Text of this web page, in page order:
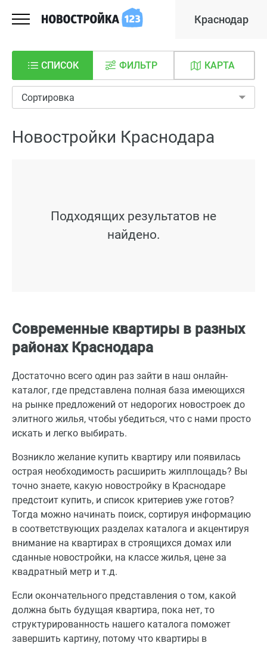
Краснодар
СПИСОК КАРТА
ФИЛЬТР
Сортировка
Новостройки Краснодара
Подходящих результатов не
найдено.
Современные квартиры в разных
районах Краснодара
Достаточно всего один раз зайти в наш онлайн-
каталог, где представлена полная база имеющихся
на рынке предложений от недорогих новостроек до
элитного жилья, чтобы убедиться, что с нами просто
искать и легко выбирать.
Возникло желание купить квартиру или появилась
острая необходимость расширить жилплощадь? Вы
точно знаете, какую новостройку в Краснодаре
предстоит купить, и список критериев уже готов?
Тогда можно начинать поиск, сортируя информацию
в соответствующих разделах каталога и акцентируя
внимание на квартирах в строящихся домах или
сданные новостройки, на классе жилья, цене за
квадратный метр и т.д.
Если окончательного представления о том, какой
должна быть будущая квартира, пока нет, то
структурированность нашего каталога поможет
завершить картину, потому что квартиры в